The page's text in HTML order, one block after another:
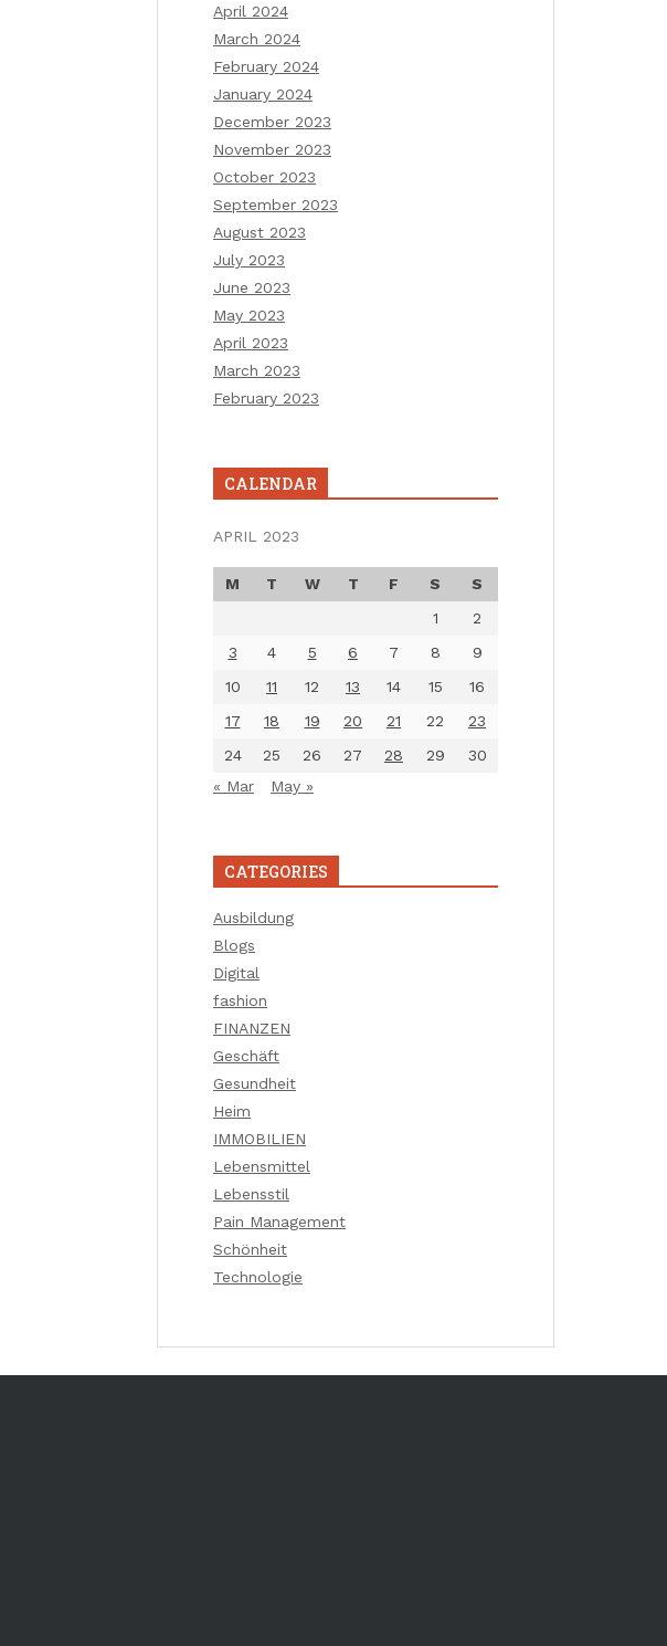
April 2024
March 2024
February 2024
January 2024
December 2023
November 2023
October 2023
September 2023
August 2023
July 2023
June 2023
May 2023
April 2023
March 2023
February 2023
CALENDAR
APRIL 2023
M T W T F S
S
1
2
3
4 5 6 7 8
9
10
11 12 13 14 15
16
17
18 19 20 21 22
23
24
25 26 27 28 29
30
« Mar
May »
CATEGORIES
Ausbildung
Blogs
Digital
fashion
FINANZEN
Geschäft
Gesundheit
Heim
IMMOBILIEN
Lebensmittel
Lebensstil
Pain Management
Schönheit
Technologie